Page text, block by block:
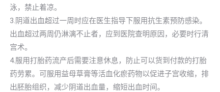
泳，禁止着凉。
3.阴道出血超过一周时应在医生指导下服用抗生素预防感染。
出血超过两周仍淋漓不止者，应到医院查明原因，必要时行清
宫术。
4.服用打胎药流产后需要注意休息，防止可以货到付款的打胎
药劳累。可服用益母草膏等活血化瘀药物以促进子宫收缩，排
出胚胎组织，减少阴道出血量，缩短出血时间。